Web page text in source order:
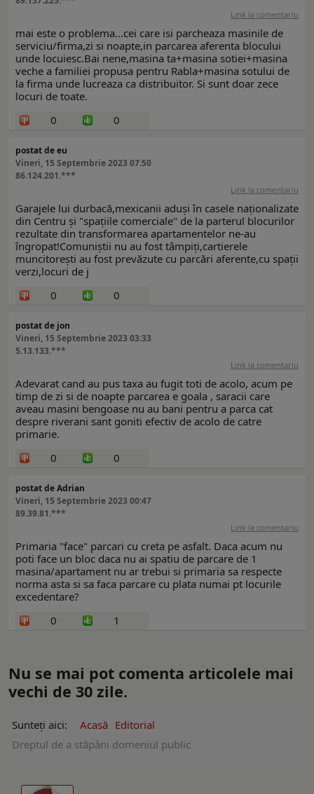
Link la comentariu
mai este o problema...cei care isi parcheaza masinile de
serviciu/firma,zi si noapte,in parcarea aferenta blocului
unde locuiesc.Bai nene,masina ta+masina sotiei+masina
veche a familiei propusa pentru Rabla+masina sotului de
la firma unde lucreaza ca distribuitor. Si sunt doar zece
locuri de toate.
0
0
postat de eu
Vineri, 15 Septembrie 2023 07:50
86.124.201.***
Link la comentariu
Garajele lui durbacă,mexicanii aduși în casele naționalizate
din Centru și "spațiile comerciale" de la parterul blocurilor
rezultate din transformarea apartamentelor ne-au
îngropat!Comuniștii nu au fost tâmpiți,cartierele
muncitorești au fost prevăzute cu parcări aferente,cu spații
verzi,locuri de j
0
0
postat de jon
Vineri, 15 Septembrie 2023 03:33
5.13.133.***
Link la comentariu
Adevarat cand au pus taxa au fugit toti de acolo, acum pe
timp de zi si de noapte parcarea e goala , saracii care
aveau masini bengoase nu au bani pentru a parca cat
despre riverani sant goniti efectiv de acolo de catre
primarie.
0
0
postat de Adrian
Vineri, 15 Septembrie 2023 00:47
89.39.81.***
Link la comentariu
Primaria "face" parcari cu creta pe asfalt. Daca acum nu
poti face un bloc daca nu ai spatiu de parcare de 1
masina/apartament nu ar trebui si primaria sa respecte
norma asta si sa faca parcare cu plata numai pt locurile
excedentare?
0
1
Nu se mai pot comenta articolele mai
vechi de 30 zile.
Sunteți aici: Acasă Editorial
Dreptul de a stăpâni domeniul public